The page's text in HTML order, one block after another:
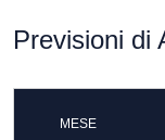
Previsioni di
MESE